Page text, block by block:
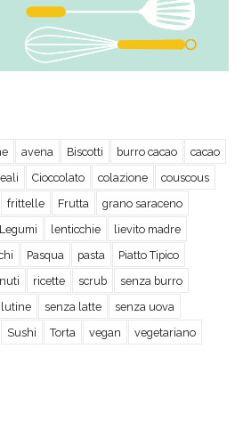
avena Biscotti burro cacao
cacao
Cioccolato colazione
couscous
frittelle Frutta
grano saraceno
Legumi lenticchie
lievito madre
Pasqua pasta
Piatto Tipico
ricette scrub
senza burro
senza latte
senza uova
Sushi Torta vegan
vegetariano